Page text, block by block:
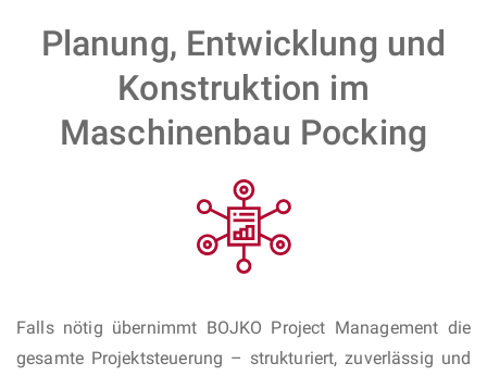
Planung, Entwicklung und
Konstruktion im
Maschinenbau Pocking
Falls nötig übernimmt BOJKO Project Management die
gesamte Projektsteuerung – strukturiert, zuverlässig und